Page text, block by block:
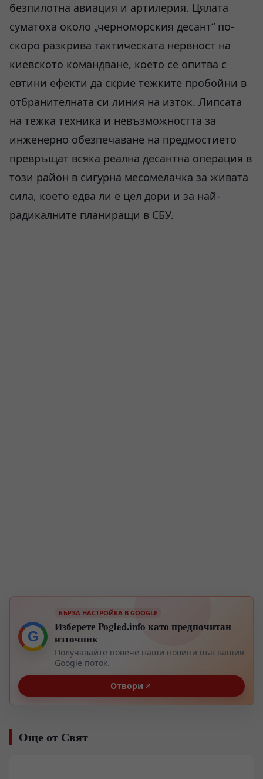
безпилотна авиация и артилерия. Цялата
суматоха около „черноморския десант“ по-
скоро разкрива тактическата нервност на
киевското командване, което се опитва с
евтини ефекти да скрие тежките пробойни в
отбранителната си линия на изток. Липсата
на тежка техника и невъзможността за
инженерно обезпечаване на предмостието
превръщат всяка реална десантна операция в
този район в сигурна месомелачка за живата
сила, което едва ли е цел дори и за най-
радикалните планиращи в СБУ.
G
БЪРЗА НАСТРОЙКА В GOOGLE
Изберете Pogled.info като предпочитан
източник
Получавайте повече наши новини във вашия
Google поток.
Отвори
Още от Свят